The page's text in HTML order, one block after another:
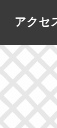
アクセ